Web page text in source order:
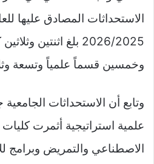
الاستحداثات المصادق عليها
2026/2025 بلغ اثنتين
وخمسين قسماً علمياً وتسعة
وتابع أن الاستحداثات
علمية استراتيجية أثمرت كليات
الاصطناعي والتمريض وبرامج